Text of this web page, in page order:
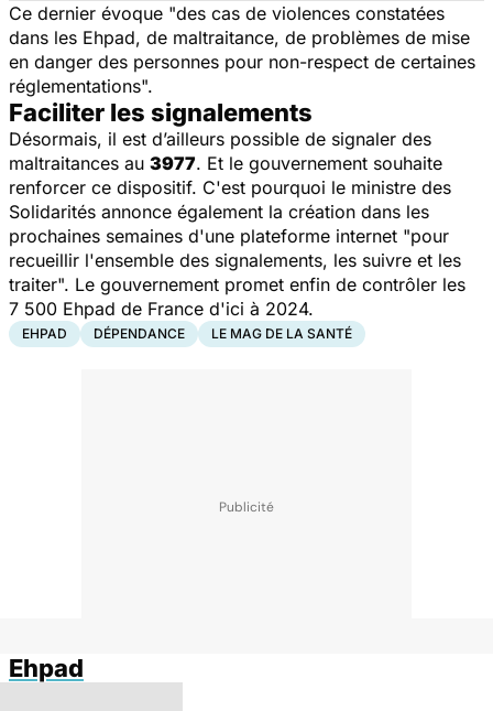
Ce dernier évoque "des cas de violences constatées
dans les Ehpad, de maltraitance, de problèmes de mise
en danger des personnes pour non-respect de certaines
réglementations".
Faciliter les signalements
Désormais, il est d’ailleurs possible de signaler des
maltraitances au 3977. Et le gouvernement souhaite
renforcer ce dispositif. C'est pourquoi le ministre des
Solidarités annonce également la création dans les
prochaines semaines d'une plateforme internet "pour
recueillir l'ensemble des signalements, les suivre et les
traiter". Le gouvernement promet enfin de contrôler les
7 500 Ehpad de France d'ici à 2024.
EHPAD DÉPENDANCE LE MAG DE LA SANTÉ
Ehpad